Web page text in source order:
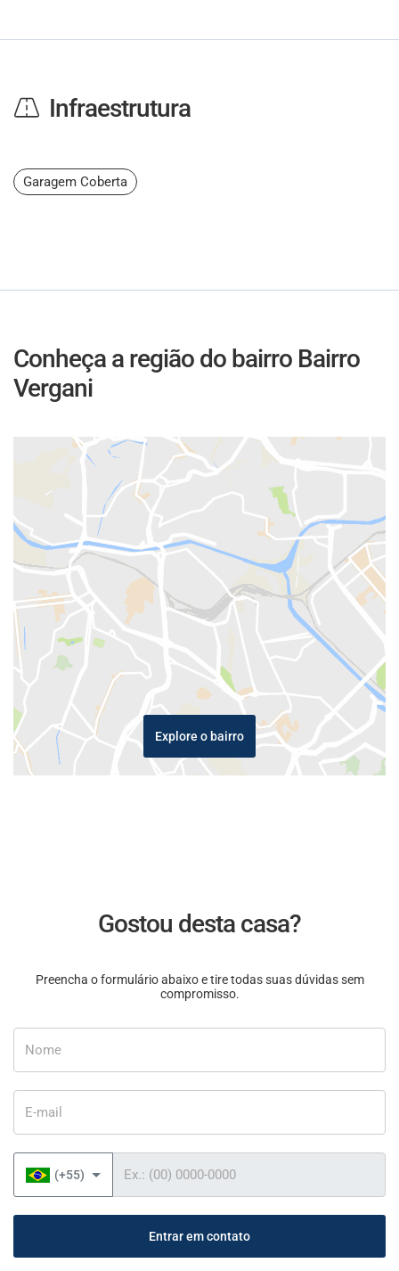
Infraestrutura
Garagem Coberta
Conheça a região do bairro Bairro
Vergani
Explore o bairro
Gostou desta casa?
Preencha o formulário abaixo e tire todas suas dúvidas sem
compromisso.
(+55)
Entrar em contato